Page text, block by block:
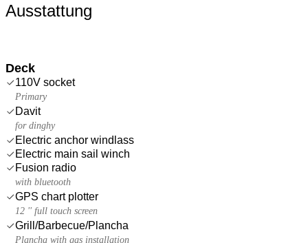
Ausstattung
Deck
110V socket
Primary
Davit
for dinghy
Electric anchor windlass
Electric main sail winch
Fusion radio
with bluetooth
GPS chart plotter
12 '' full touch screen
Grill/Barbecue/Plancha
Plancha with gas installation